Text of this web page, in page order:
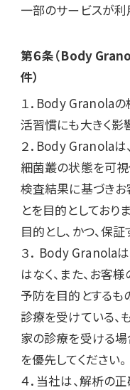
一部のサービスが利
第６条（Body
件）
１．Body Granola
活習慣にも大きく影
２．Body Granola
細菌叢の状態を可
検査結果に基づきお
とを目的としており
目的とし、かつ、保
３． Body Granola
はなく、また、お客
予防を目的とするも
診療を受けている、
家の診療を受ける
を優先してください。
４．当社は、解析の